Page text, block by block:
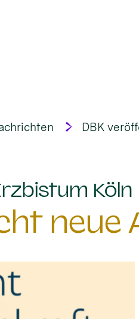
DBK
Köln